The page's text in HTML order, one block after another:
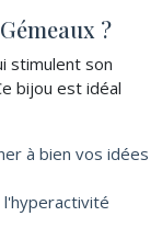
?
stimulent son
bijou est idéal
à bien vos idées